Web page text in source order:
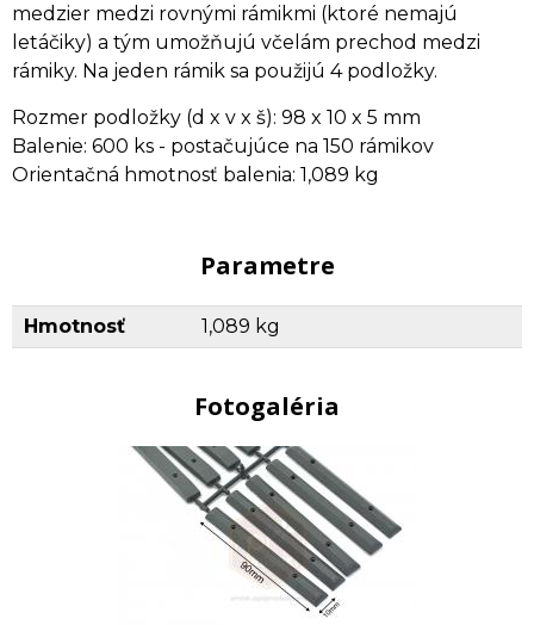
medzier medzi rovnými rámikmi (ktoré nemajú
letáčiky) a tým umožňujú včelám prechod medzi
rámiky. Na jeden rámik sa použijú 4 podložky.
Rozmer podložky (d x v x š): 98 x 10 x 5 mm
Balenie: 600 ks - postačujúce na 150 rámikov
Orientačná hmotnosť balenia: 1,089 kg
Parametre
Hmotnosť 1,089 kg
Fotogaléria